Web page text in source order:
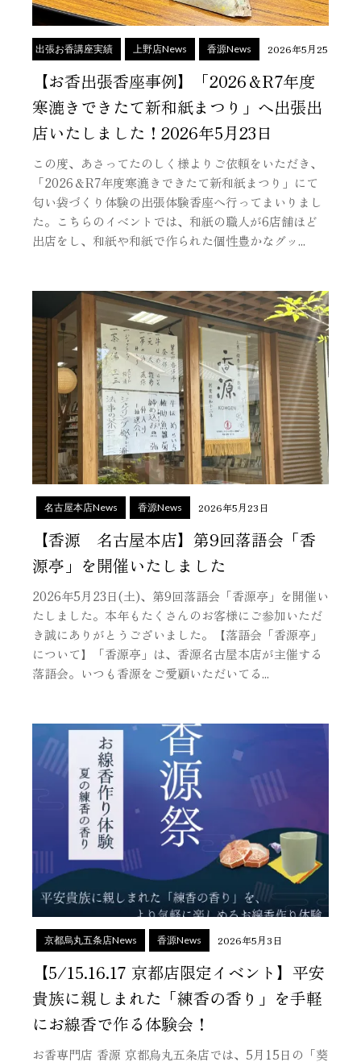
2026年5月25日
出張お香講座実績 上野店News 香源News
【お香出張香座事例】「2026＆R7年度
寒漉きできたて新和紙まつり」へ出張出
店いたしました！2026年5月23日
この度、あさってたのしく様よりご依頼をいただき、
「2026＆R7年度寒漉きできたて新和紙まつり」にて
匂い袋づくり体験の出張体験香座へ行ってまいりまし
た。こちらのイベントでは、和紙の職人が6店舗ほど
出店をし、和紙や和紙で作られた個性豊かなグッ...
2026年5月23日
名古屋本店News 香源News
【香源 名古屋本店】第9回落語会「香
源亭」を開催いたしました
2026年5月23日(土)、第9回落語会「香源亭」を開催い
たしました。本年もたくさんのお客様にご参加いただ
き誠にありがとうございました。【落語会「香源亭」
について】「香源亭」は、香源名古屋本店が主催する
落語会。いつも香源をご愛顧いただいてる...
2026年5月3日
京都烏丸五条店News 香源News
【5/15.16.17 京都店限定イベント】平安
貴族に親しまれた「練香の香り」を手軽
にお線香で作る体験会！
お香専門店 香源 京都烏丸五条店では、5月15日の「葵